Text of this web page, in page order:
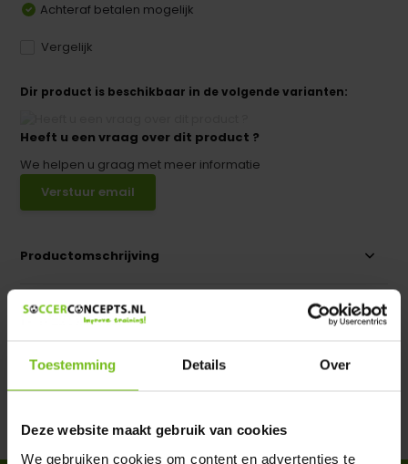
Toestemming Details Over
Deze website maakt gebruik van cookies
We gebruiken cookies om content en advertenties te
Achteraf betalen mogelijk
Vergelijk
Dir product is beschikbaar in de volgende varianten:
Heeft u een vraag over dit product ?
We helpen u graag met meer informatie
Verstuur email
Productomschrijving
Specificaties
Reviews
Delen